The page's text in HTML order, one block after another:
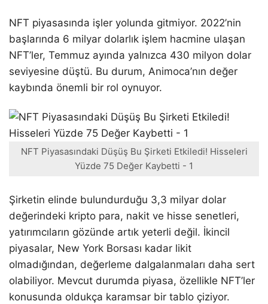
NFT piyasasında işler yolunda gitmiyor. 2022’nin
başlarında 6 milyar dolarlık işlem hacmine ulaşan
NFT’ler, Temmuz ayında yalnızca 430 milyon dolar
seviyesine düştü. Bu durum, Animoca’nın değer
kaybında önemli bir rol oynuyor.
NFT Piyasasındaki Düşüş Bu Şirketi Etkiledi! Hisseleri
Yüzde 75 Değer Kaybetti - 1
Şirketin elinde bulundurduğu 3,3 milyar dolar
değerindeki kripto para, nakit ve hisse senetleri,
yatırımcıların gözünde artık yeterli değil. İkincil
piyasalar, New York Borsası kadar likit
olmadığından, değerleme dalgalanmaları daha sert
olabiliyor. Mevcut durumda piyasa, özellikle NFT’ler
konusunda oldukça karamsar bir tablo çiziyor.